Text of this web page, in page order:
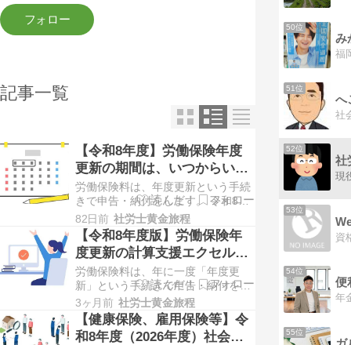
記事一覧
【令和8年度】労働保険年度
更新の期間は、いつからいつ
まで？
労働保険料は、年度更新という手続
きで申告・納付をします。 令和8年
度労働保険の年度更新の期間は、6
月1日（月）から7月10日（金）で
す。 ブログへお越しいただきありが
とうございます。 社会保険労務士の
鈴木翔太郎と申します。 労働保険料
は、年に一度年度更新という手続き
で申告・納付…
82日前 社労士黄金旅程
【令和8年度版】労働保険年
度更新の計算支援エクセルツ
ールが公開
労働保険料は、年に一度「年度更
新」という手続きで申告・納付をし
ます。 厚生労働省より、令和8年版
の計算支援ツール（エクセル）が公
開されました。 ブログへお越しいた
だきありがとうございます。 社会保
3ヶ月前 社労士黄金旅程
【健康保険、雇用保険等】令
和8年度（2026年度）社会保
50位
み
51位
へ
社
52位
社
53位
54位
55位